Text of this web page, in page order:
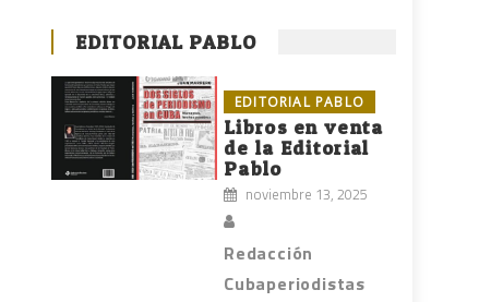
EDITORIAL PABLO
EDITORIAL PABLO
Libros en venta
de la Editorial
Pablo
noviembre 13, 2025
Redacción
Cubaperiodistas